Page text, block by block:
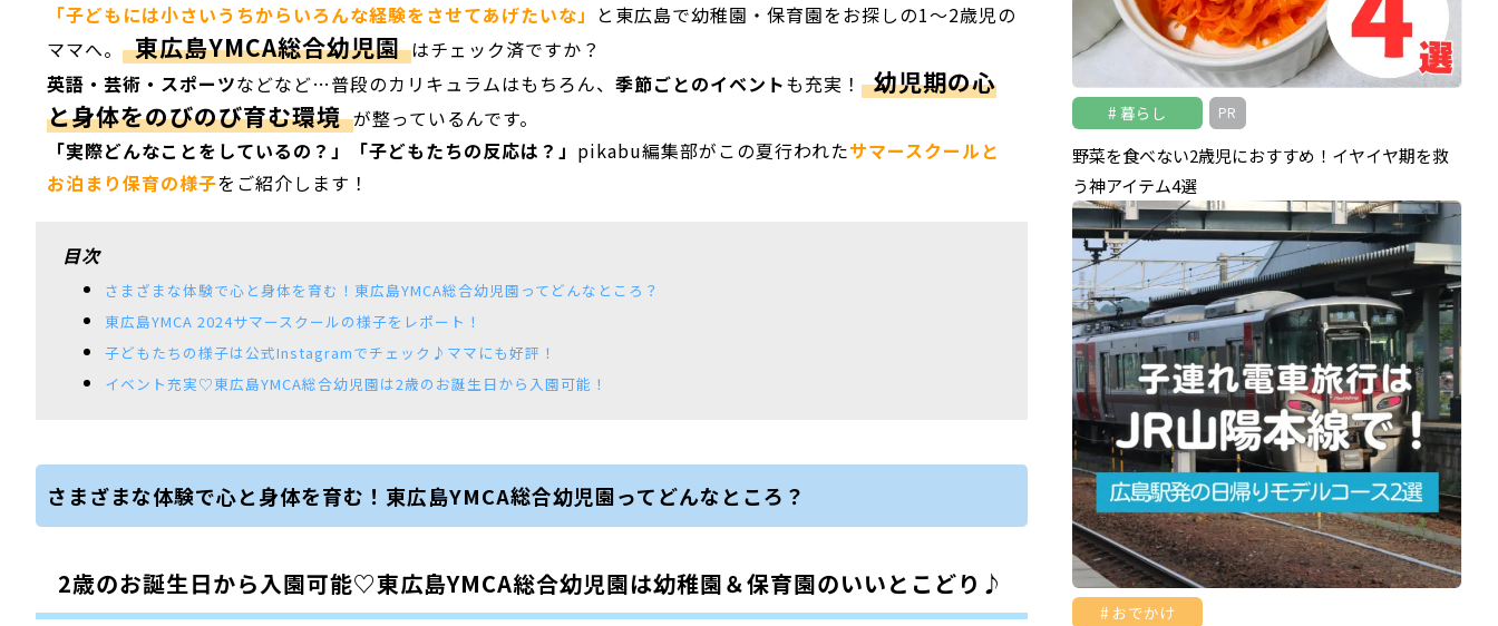
「子どもには小さいうちからいろんな経験をさせてあげたいな」 と東広島で幼稚園・保育園をお探しの1〜2歳児の
ママへ。
東広島YMCA総合幼児園 はチェック済ですか？
英語・芸術・スポーツなどなど…普段のカリキュラムはもちろん、 季節ごとのイベントも充実！
幼児期の心
と身体をのびのび育む環境 が整っているんです。
「実際どんなことをしているの？」「子どもたちの反応は？」 pikabu編集部がこの夏行われたサマースクールと
お泊まり保育の様子をご紹介します！
目次
さまざまな体験で心と身体を育む！東広島YMCA総合幼児園ってどんなところ？
東広島YMCA 2024サマースクールの様子をレポート！
子どもたちの様子は公式Instagramでチェック♪ママにも好評！
イベント充実♡東広島YMCA総合幼児園は2歳のお誕生日から入園可能！
さまざまな体験で心と身体を育む！東広島YMCA総合幼児園ってどんなところ？
2歳のお誕生日から入園可能♡東広島YMCA総合幼児園は幼稚園＆保育園のいいとこどり♪
暮らし PR
野菜を食べない2歳児におすすめ！イヤイヤ期を救
う神アイテム4選
おでかけ